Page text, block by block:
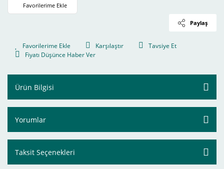
Paylaş
Karşılaştır
Tavsiye Et
Fiyatı Düşünce Haber Ver
Ürün Bilgisi
Yorumlar
Taksit Seçenekleri